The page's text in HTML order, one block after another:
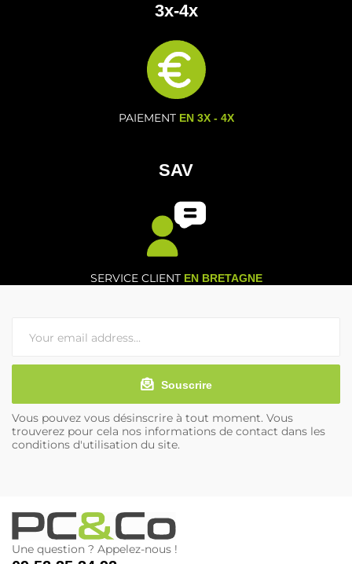
3x-4x
PAIEMENT EN 3X - 4X
SAV
SERVICE CLIENT EN BRETAGNE
Souscrire
Vous pouvez vous désinscrire à tout moment. Vous
trouverez pour cela nos informations de contact dans les
conditions d'utilisation du site.
Une question ? Appelez-nous !